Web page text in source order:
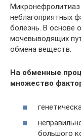
неблагоприятных
болезнь. В основе
мочевыводящих
обмена веществ.
На обменные
множество
большого